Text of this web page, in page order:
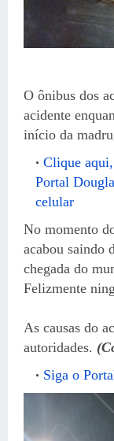
O ônibus dos
acidente
início da
Clique
Portal
celular
No momento
acabou saindo
chegada do
Felizmente
As causas do
autoridades.
Siga o